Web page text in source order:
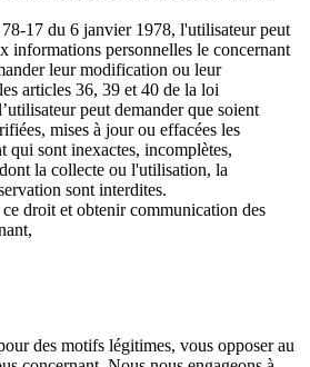
17 du 6 janvier 1978, l'utilisateur peut
informations personnelles le concernant
leur modification ou leur
articles 36, 39 et 40 de la loi
peut demander que soient
mises à jour ou effacées les
qui sont inexactes, incomplètes,
la collecte ou l'utilisation, la
sont interdites.
droit et obtenir communication des
des motifs légitimes, vous opposer au